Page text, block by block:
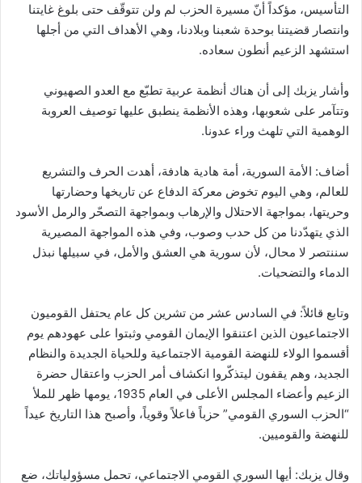
التأسيس، مؤكداً أنّ مسيرة الحزب لم ولن تتوقّف حتى بلوغ غايتنا
وانتصار قضيتنا بوحدة شعبنا وبلادنا، وهي الأهداف التي من أجلها
استشهد الزعيم أنطون سعاده.
وأشار يزبك إلى أن هناك أنظمة عربية تطبّع مع العدو الصهيوني
وتتآمر على شعوبها، وهذه الأنظمة ينطبق عليها توصيف العروبة
الوهمية التي تلهث وراء عدونا.
أضاف: الأمة السورية، أمة هادية هادفة، أهدت الحرف والتشريع
للعالم، وهي اليوم تخوض معركة الدفاع عن تاريخها وحضارتها
وحريتها، بمواجهة الاحتلال والإرهاب وبمواجهة التصحّر والرمل الأسود
الذي يتهدّدنا من كل حدب وصوب، وفي هذه المواجهة المصيرية
سننتصر لا محال، لأن سورية هي العشق والأمل، في سبيلها نبذل
الدماء والتضحيات.
وتابع قائلاً: في السادس عشر من تشرين كل عام يحتفل القوميون
الاجتماعيون الذين اعتنقوا الإيمان القومي وثبتوا على عهودهم يوم
أقسموا الولاء للنهضة القومية الاجتماعية وللحياة الجديدة والنظام
الجديد، وهم يقفون ليتذكّروا انكشاف أمر الحزب واعتقال حضرة
الزعيم وأعضاء المجلس الأعلى في العام 1935، يومها ظهر للملأ
“الحزب السوري القومي” حزباً فاعلاً وقوياً، وأصبح هذا التاريخ عيداً
للنهضة والقوميين.
وقال يزبك: أيها السوري القومي الاجتماعي، تحمل مسؤولياتك، ضع